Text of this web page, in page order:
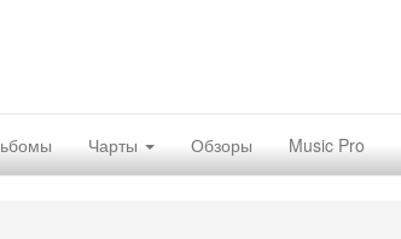
Чарты Обзоры Music Pro